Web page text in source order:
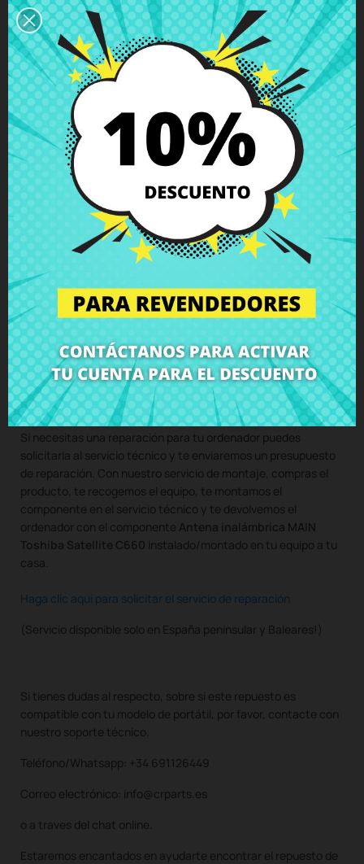
Descripción
Detalles del producto
Grados
Antena inalámbrica MAIN Toshiba
Satellite C660
CompraAntena inalámbrica MAIN Toshiba Satellite C660al
mejor precio en CRParts - PRODUCTO USADO ORIGINAL -
disponible también con nuestro servicio de montaje.
Si necesitas una reparación para tu ordenador puedes
solicitarla al servicio técnico y te enviaremos un presupuesto
de reparación. Con nuestro servicio de montaje, compras el
producto, te recogemos el equipo, te montamos el
componente en el servicio técnico y te devolvemos el
ordenador con el componente Antena inalámbrica MAIN
Toshiba Satellite C660 instalado/montado en tu equipo a tu
casa.
Haga clic aquí para solicitar el servicio de reparación
(Servicio disponible solo en España peninsular y Baleares!)
Si tienes dudas al respecto, sobre si este repuesto es
compatible con tu modelo de portátil, por favor, contacte con
nuestro soporte técnico.
Teléfono/Whatsapp: +34 691126449
Correo electrónico: info@crparts.es
o a traves del chat online.
Estaremos encantados en ayudarte encontrar el repuesto de